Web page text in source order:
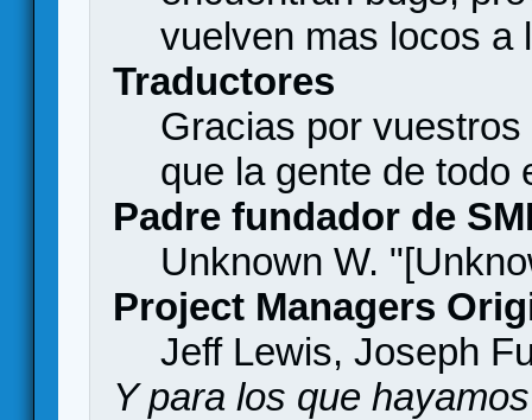
vuelven mas locos a
Traductores
Gracias por
que la gente de todo
Padre fundador de
Unknown W.
Project Managers
Jeff Lewis, Joseph
Y para los que